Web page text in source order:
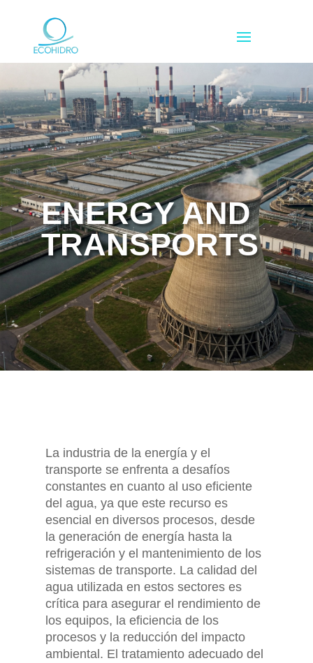
ENERGY AND
TRANSPORTS
La industria de la energía y el
transporte se enfrenta a desafíos
constantes en cuanto al uso eficiente
del agua, ya que este recurso es
esencial en diversos procesos, desde
la generación de energía hasta la
refrigeración y el mantenimiento de los
sistemas de transporte. La calidad del
agua utilizada en estos sectores es
crítica para asegurar el rendimiento de
los equipos, la eficiencia de los
procesos y la reducción del impacto
ambiental. El tratamiento adecuado del